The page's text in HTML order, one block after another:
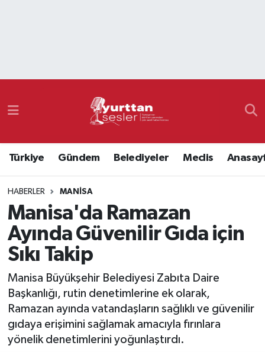
Türkiye Gündem Belediyeler Meclis
HABERLER MANISA
Manisa'da Ramazan
Ayında Güvenilir Gıda için
Sıkı Takip
Manisa Büyükşehir Belediyesi Zabıta Daire
Başkanlığı, rutin denetimlerine ek olarak,
Ramazan ayında vatandaşların sağlıklı ve güvenilir
gıdaya erişimini sağlamak amacıyla fırınlara
yönelik denetimlerini yoğunlaştırdı.
Namaz Vakitleri
Süper Lig Puan Durumu ve Fikstür
Tüm Manşetler
Son Dakika Haberleri
Haber Arşivi